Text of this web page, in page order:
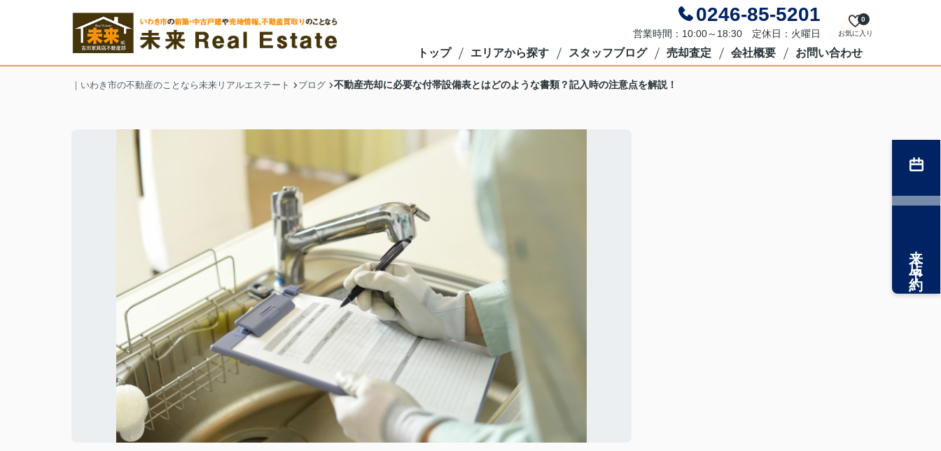
0246-85-5201
営業時間：10:00～18:30 定休日：火曜日 お気に入り
0
トップ エリアから探す スタッフブログ 売却査定 会社概要 お問い合わせ
｜いわき市の不動産のことなら未来リアルエステート ブログ 不動産売却に必要な付帯設備表とはどのような書類？記入時の注意点を解説！
来店予約